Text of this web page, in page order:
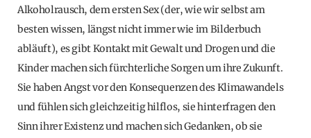
Alkoholrausch, dem ersten Sex (der, wie wir selbst am
besten wissen, längst nicht immer wie im Bilderbuch
abläuft), es gibt Kontakt mit Gewalt und Drogen und die
Kinder machen sich fürchterliche Sorgen um ihre Zukunft.
Sie haben Angst vor den Konsequenzen des Klimawandels
und fühlen sich gleichzeitig hilflos, sie hinterfragen den
Sinn ihrer Existenz und machen sich Gedanken, ob sie